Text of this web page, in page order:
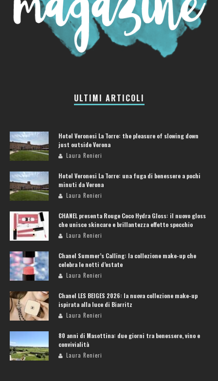
ULTIMI ARTICOLI
Hotel Veronesi La Torre: the pleasure of slowing down
just outside Verona
Laura Renieri
Hotel Veronesi La Torre: una fuga di benessere a pochi
minuti da Verona
Laura Renieri
CHANEL presenta Rouge Coco Hydra Gloss: il nuovo gloss
che unisce skincare e brillantezza effetto specchio
Laura Renieri
Chanel Summer’s Calling: la collezione make-up che
celebra le notti d’estate
Laura Renieri
Chanel LES BEIGES 2026: la nuova collezione make-up
ispirata alla luce di Biarritz
Laura Renieri
80 anni di Masottina: due giorni tra benessere, vino e
convivialità
Laura Renieri